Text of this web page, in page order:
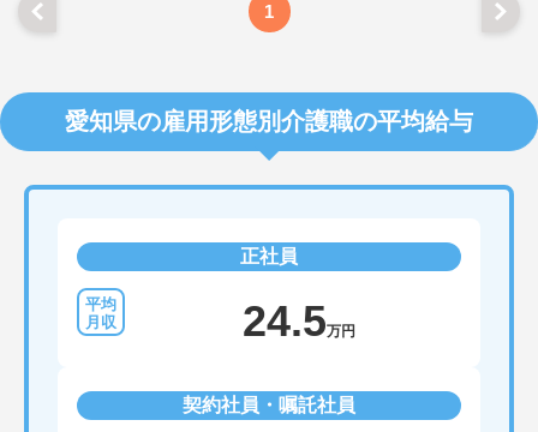
1
愛知県の雇用形態別介護職の平均給与
正社員
24.5万円
契約社員・嘱託社員